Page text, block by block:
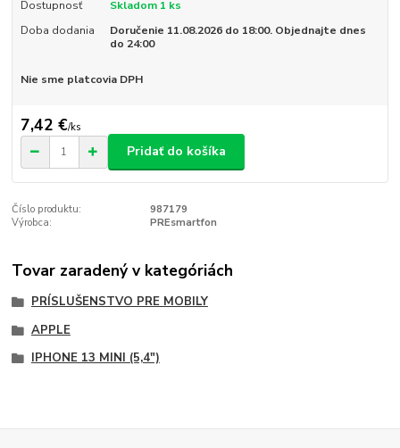
Dostupnosť
Skladom 1 ks
Doba dodania
Doručenie 11.08.2026 do 18:00. Objednajte dnes
do 24:00
Nie sme platcovia DPH
7,42 €/ks
Pridať do košíka
Číslo produktu:
987179
Výrobca:
PREsmartfon
Tovar zaradený v kategóriách
PRÍSLUŠENSTVO PRE MOBILY
APPLE
IPHONE 13 MINI (5,4")